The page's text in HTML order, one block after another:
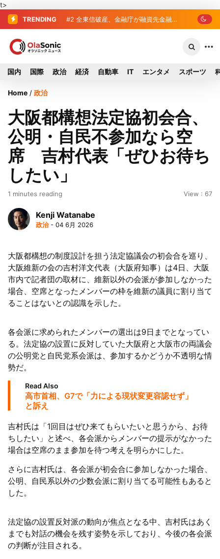
t>
TRENDING #2 全東信破産、金融庁が融資先金融
#3 破産した全東信、債権者63金融機
国内 国際 政治 経済 自動車 IT エンタメ スポーツ
Home / 政治
大阪都構想法定協初会合、
公明・自民不参加なら空
席 吉村代表「ぜひお待ち
したい」
1 minutes reading View : 67
Kenji Watanabe
政治- 04 6月 2026
大阪都構想の制度設計を担う法定協議会の初会合を巡り、
大阪維新の会の吉村洋文代表（大阪府知事）は4日、大阪
市内で記者団の取材に、維新以外の会派が参加しなかった
場合、空席となったメンバーの枠を維新の議員に割り当て
ることはないとの認識を示した。
各会派に求められたメンバーの選出は9日までとなってい
る。法定協の設置に反対していた大阪府と大阪市の両議会
の公明党と自民党系会派は、参加するかどうか不透明な情
勢だ。
Read Also
高市首相、G7で「力による現状変更容認せず」
と訴え
吉村氏は「1回目はぜひ来てもらいたいと思うから、お待
ちしたい」と述べ、各会派からメンバーの提示がなかった
場合は空席のまま参加を待つ考えを明らかにした。
さらに吉村氏は、各会派が初会合に参加しなかった場合、
公明、自民系以外の少数会派に割り当てる可能性もあると
した。
法定協の設置反対派の動向が焦点となる中、吉村氏はあく
までも対話の機会を残す姿勢を示しており、今後の各会派
の判断が注目される。